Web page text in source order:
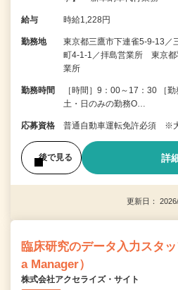
給与 時給1,228円
勤務地
東京都三鷹市下連雀5-9-13
町4-1-1／拝島営業所 東京都
業所
勤務時間
［時間］9：00～17：30 ［
土・日のみの勤務O…
応募資格 普通自動車運転免許必須 ※
後で見る 詳
更新日：
臨床研究のデータ入力スタ
a Manager）
株式会社アクセライズ・サイト